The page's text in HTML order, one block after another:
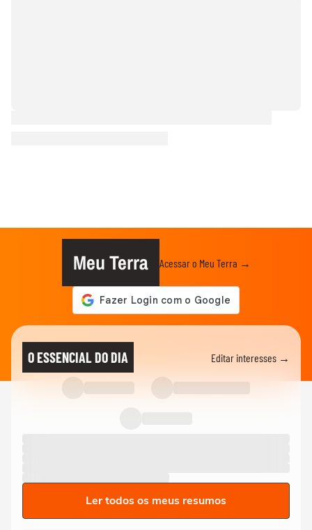
Meu Terra Acessar o Meu Terra →
O ESSENCIAL DO DIA Editar interesses →
Ler todos os meus resumos